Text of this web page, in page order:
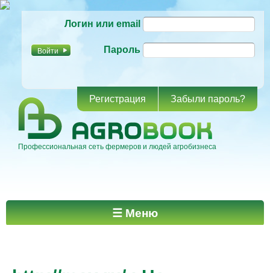
основному
Логин или email
Пароль
Регистрация Забыли пароль?
Профессиональная сеть фермеров и людей агробизнеса
Главное меню ☰ Меню